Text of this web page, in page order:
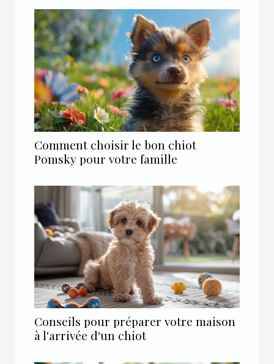
Comment choisir le bon chiot
Pomsky pour votre famille
Conseils pour préparer votre maison
à l'arrivée d'un chiot